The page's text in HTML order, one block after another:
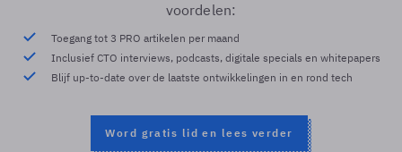
voordelen:
Toegang tot 3 PRO artikelen per maand
Inclusief CTO interviews, podcasts, digitale specials en whitepapers
Blijf up-to-date over de laatste ontwikkelingen in en rond tech
Word gratis lid en lees verder